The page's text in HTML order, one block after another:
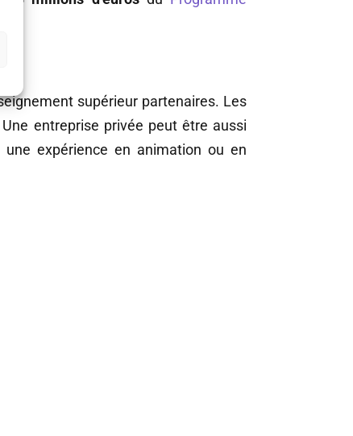
supérieur partenaires. Les
entreprise privée peut être aussi
expérience en animation ou en